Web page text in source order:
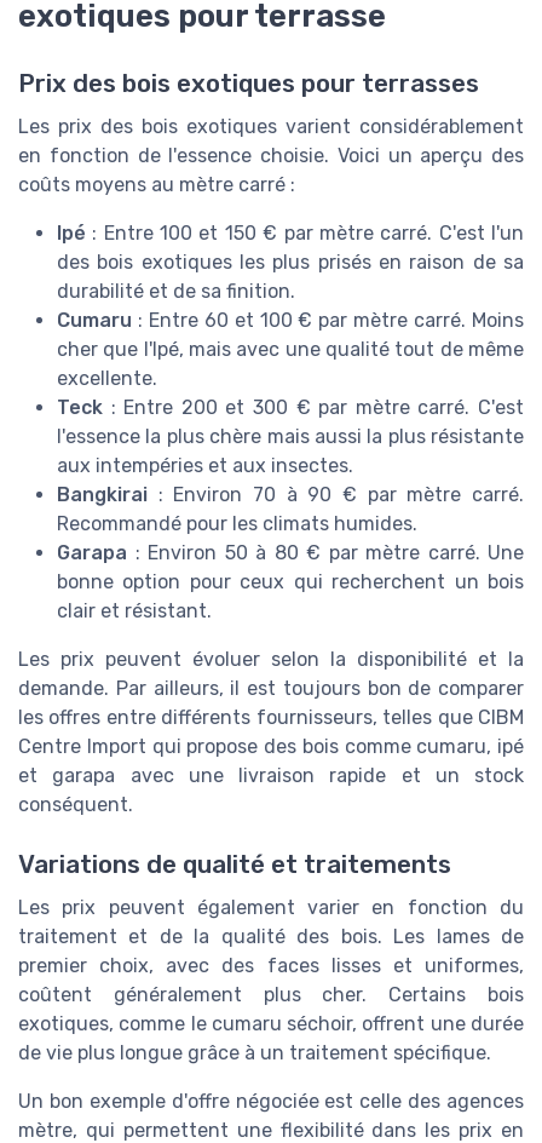
exotiques pour terrasse
Prix des bois exotiques pour terrasses
Les prix des bois exotiques varient considérablement
en fonction de l'essence choisie. Voici un aperçu des
coûts moyens au mètre carré :
Ipé : Entre 100 et 150 € par mètre carré. C'est l'un
des bois exotiques les plus prisés en raison de sa
durabilité et de sa finition.
Cumaru : Entre 60 et 100 € par mètre carré. Moins
cher que l'Ipé, mais avec une qualité tout de même
excellente.
Teck : Entre 200 et 300 € par mètre carré. C'est
l'essence la plus chère mais aussi la plus résistante
aux intempéries et aux insectes.
Bangkirai : Environ 70 à 90 € par mètre carré.
Recommandé pour les climats humides.
Garapa : Environ 50 à 80 € par mètre carré. Une
bonne option pour ceux qui recherchent un bois
clair et résistant.
Les prix peuvent évoluer selon la disponibilité et la
demande. Par ailleurs, il est toujours bon de comparer
les offres entre différents fournisseurs, telles que CIBM
Centre Import qui propose des bois comme cumaru, ipé
et garapa avec une livraison rapide et un stock
conséquent.
Variations de qualité et traitements
Les prix peuvent également varier en fonction du
traitement et de la qualité des bois. Les lames de
premier choix, avec des faces lisses et uniformes,
coûtent généralement plus cher. Certains bois
exotiques, comme le cumaru séchoir, offrent une durée
de vie plus longue grâce à un traitement spécifique.
Un bon exemple d'offre négociée est celle des agences
mètre, qui permettent une flexibilité dans les prix en